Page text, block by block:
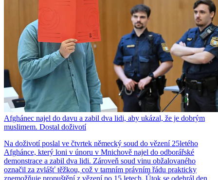
Afghánec najel do davu a zabil dva lidi, aby ukázal, že je dobrým
muslimem. Dostal doživotí
Na doživotí poslal ve čtvrtek německý soud do vězení 25letého
Afghánce, který loni v únoru v Mnichově najel do odborářské
demonstrace a zabil dva lidi. Zároveň soud vinu obžalovaného
označil za zvlášť těžkou, což v tamním právním řádu prakticky